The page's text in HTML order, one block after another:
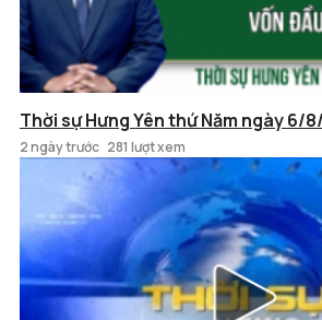
Thời sự Hưng Yên thứ Năm ngày 6/
2 ngày trước 281 lượt xem